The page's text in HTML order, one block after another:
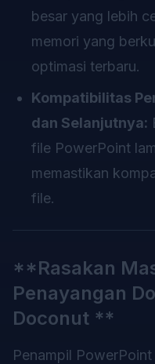
besar yang lebih
memori yang
optimasi terbaru.
Kompatibilitas
dan Selanjutnya:
file PowerPoint
memastikan
file.
**Rasakan
Penayangan
Doconut **
Penampil PowerPoint